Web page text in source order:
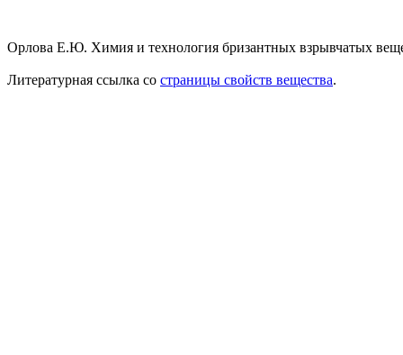
Орлова Е.Ю. Химия и технология бризантных взрывчатых
Литературная ссылка со страницы свойств вещества.